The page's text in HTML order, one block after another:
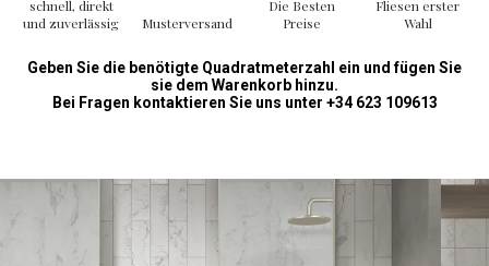
schnell, direkt
und zuverlässig
Musterversand
Die Besten
Preise
Fliesen erster
Wahl
Geben Sie die benötigte Quadratmeterzahl ein und fügen Sie
sie dem Warenkorb hinzu.
Bei Fragen kontaktieren Sie uns unter +34 623 109613